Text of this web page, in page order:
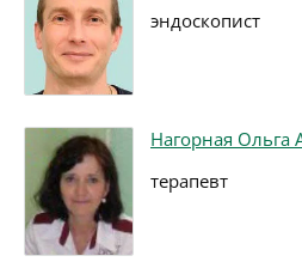
эндоскопист
Нагорная Ольга
терапевт